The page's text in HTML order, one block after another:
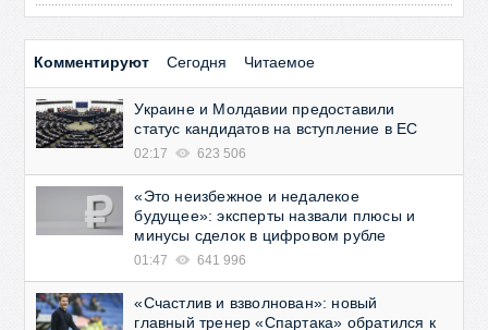
Комментируют Сегодня Читаемое
Украине и Молдавии предоставили
статус кандидатов на вступление в ЕС
02:17 623 506
«Это неизбежное и недалекое
будущее»: эксперты назвали плюсы и
минусы сделок в цифровом рубле
01:47 641 996
«Счастлив и взволнован»: новый
главный тренер «Спартака» обратился к